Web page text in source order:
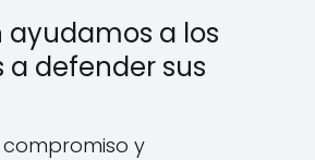
ayudamos a los
defender sus
y